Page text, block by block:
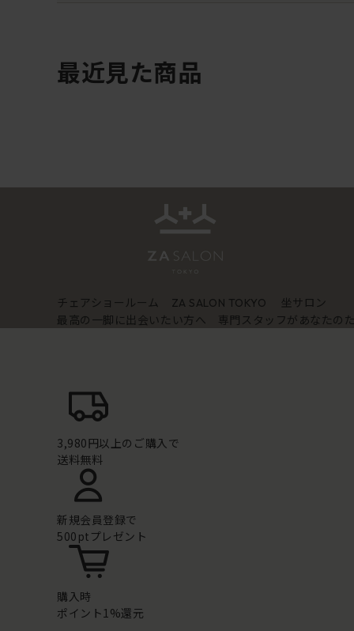
最近見た商品
チェアショールーム ZA SALON TOKYO
坐サロン
最高の一脚に出会いたい方へ 専門スタッフがあなたの
3,980円以上のご購入で
送料無料
新規会員登録で
500ptプレゼント
購入時
ポイント1%還元